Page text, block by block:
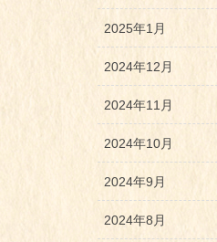
2025年1月
2024年12月
2024年11月
2024年10月
2024年9月
2024年8月